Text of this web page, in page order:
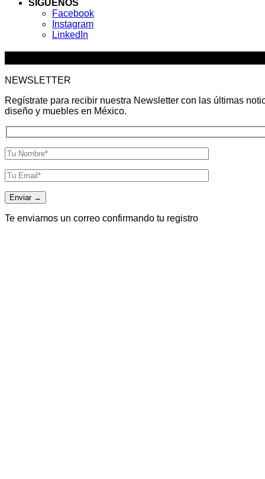
SÍGUENOS
Facebook
Instagram
LinkedIn
NEWSLETTER
Regístrate para recibir nuestra Newsletter con las últimas
diseño y muebles en México.
Te enviamos un correo confirmando tu registro